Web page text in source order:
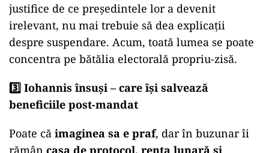
justifice de ce președintele lor a devenit
irelevant, nu mai trebuie să dea explicații
despre suspendare. Acum, toată lumea se poate
concentra pe bătălia electorală propriu-zisă.
3️⃣ Iohannis însuși – care își salvează
beneficiile post-mandat
Poate că imaginea sa e praf, dar în buzunar îi